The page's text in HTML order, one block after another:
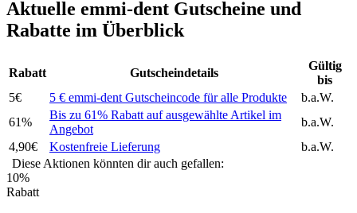
Aktuelle emmi-dent Gutscheine und
Rabatte im Überblick
Rabatt Gutscheindetails
Gültig
bis
5€
5 € emmi-dent Gutscheincode für alle Produkte
b.a.W.
61%
Bis zu 61% Rabatt auf ausgewählte Artikel im
Angebot
b.a.W.
4,90€
Kostenfreie Lieferung
b.a.W.
Diese Aktionen könnten dir auch gefallen:
10%
Rabatt